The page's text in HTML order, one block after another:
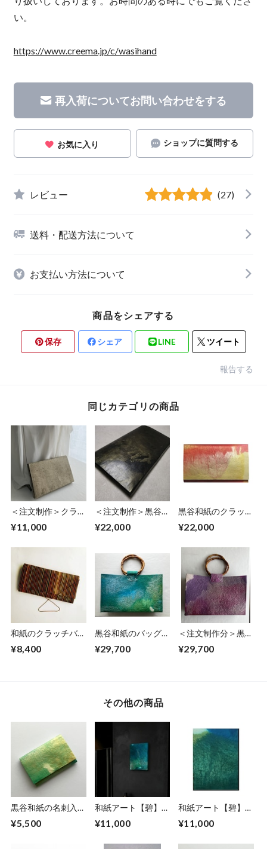
い。
https://www.creema.jp/c/wasihand
再入荷についてお問い合わせをする
お気に入り ショップに質問する
レビュー (27)
送料・配送方法について
お支払い方法について
商品をシェアする
保存 シェア LINE ツイート
報告する
同じカテゴリの商品
＜注文制作＞クラッ
¥11,000
＜注文制作＞黒谷和
「黒曜」
¥22,000
黒谷和紙のクラッチ
¥22,000
和紙のクラッチバッ
¥8,400
黒谷和紙のバッグ
¥29,700
＜注文制作分＞黒谷
色】
¥29,700
その他の商品
黒谷和紙の名刺入れ
¥5,500
和紙アート【碧】
¥11,000
和紙アート【碧】
¥11,000